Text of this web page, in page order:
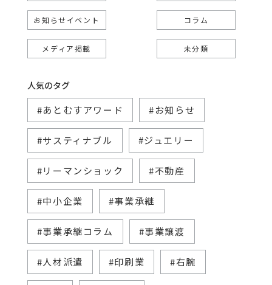
お知らせイベント コラム
メディア掲載 未分類
人気のタグ
#あとむすアワード #お知らせ
#サスティナブル #ジュエリー
#リーマンショック #不動産
#中小企業 #事業承継
#事業承継コラム #事業譲渡
#人材派遣 #印刷業 #右腕